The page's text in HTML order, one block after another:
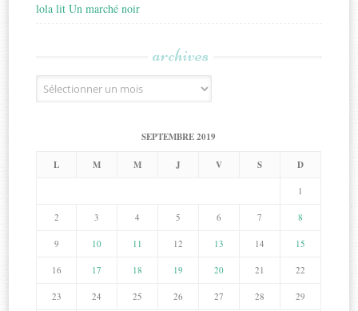
lola lit Un marché noir
archives
Archives
SEPTEMBRE 2019
L M M J V S D
1
2 3 4 5 6 7 8
9 10 11 12 13 14 15
16 17 18 19 20 21 22
23 24 25 26 27 28 29